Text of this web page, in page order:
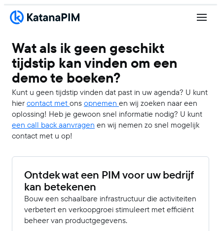
Wat als ik geen geschikt
tijdstip kan vinden om een
demo te boeken?
Kunt u geen tijdstip vinden dat past in uw agenda? U kunt
hiercontact metonsopnemen en wij zoeken naar een
oplossing! Heb je gewoon snel informatie nodig? U kunt
een call back aanvragen en wij nemen zo snel mogelijk
contact met u op!
Ontdek wat een PIM voor uw bedrijf
kan betekenen
Bouw een schaalbare infrastructuur die activiteiten
verbetert en verkoopgroei stimuleert met efficiënt
beheer van productgegevens.